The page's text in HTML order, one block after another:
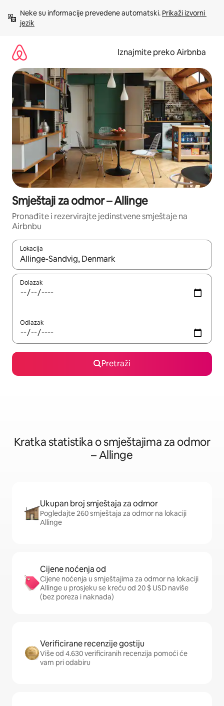
sadržaj
Neke su informacije prevedene automatski. Prikaži izvorni
jezik
Iznajmite preko Airbnba
Smještaji za odmor – Allinge
Pronađite i rezervirajte jedinstvene smještaje na
Airbnbu
Lokacija
Kada budu dostupni rezultati, moći ćete ih pregledati
Dolazak
Odlazak
Pretraži
Kratka statistika o smještajima za odmor
– Allinge
Ukupan broj smještaja za odmor
Pogledajte 260 smještaja za odmor na lokaciji
Allinge
Cijene noćenja od
Cijene noćenja u smještajima za odmor na lokaciji
Allinge u prosjeku se kreću od 20 $ USD naviše
(bez poreza i naknada)
Verificirane recenzije gostiju
Više od 4.630 verificiranih recenzija pomoći će
vam pri odabiru